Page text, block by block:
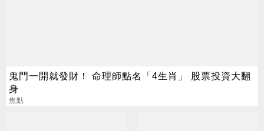
鬼門一開就發財！ 命理師點名「4生肖」 股票投資大翻
身
焦點